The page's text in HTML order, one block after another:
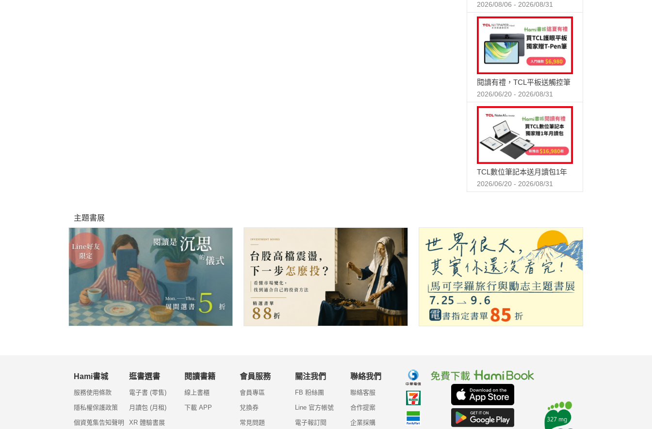
2026/08/06 - 2026/08/31
閱讀有禮，TCL平板送觸控筆
2026/06/20 - 2026/08/31
TCL數位筆記本送月讀包1年
2026/06/20 - 2026/08/31
主題書展
Hami書城
服務使用條款
隱私權保護政策
個資蒐集告知聲明
逛書選書
電子書 (零售)
月讀包 (月租)
XR 體驗書展
閱讀書籍
線上書櫃
下載 APP
會員服務
會員專區
兌換券
常見問題
關注我們
FB 粉絲團
Line 官方帳號
電子報訂閱
聯絡我們
聯絡客服
合作提案
企業採購